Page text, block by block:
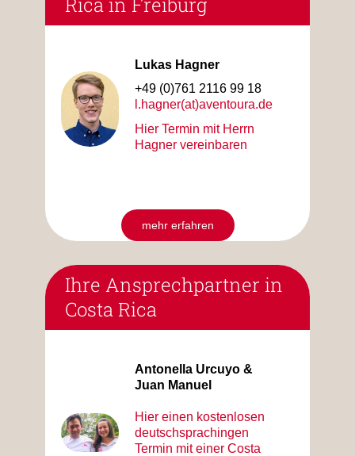
Lukas Hagner
+49 (0)761 2116 99 18
l.hagner(at)aventoura.de
Hier Termin mit Herrn
Hagner vereinbaren
mehr erfahren
Ihre Ansprechpartner in
Costa Rica
Antonella Urcuyo &
Juan Manuel
Hier einen kostenlosen
deutschsprachingen
Termin mit einer Costa